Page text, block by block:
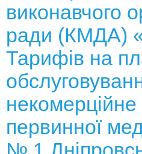
виконавчого
ради (КМДА)
Тарифів на
первинної